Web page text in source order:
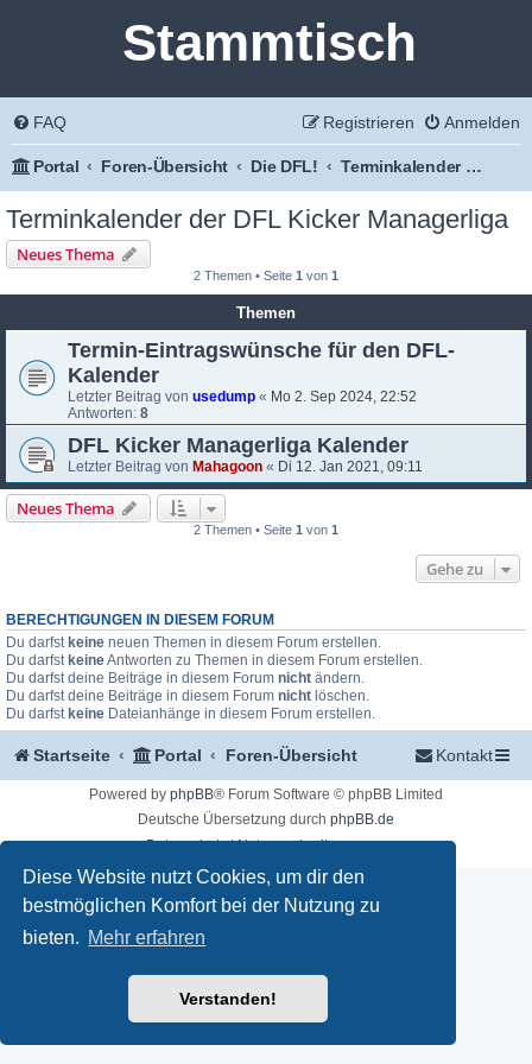
Diese Website nutzt Cookies, um dir den
bestmöglichen Komfort bei der Nutzung zu
bieten. Mehr erfahren
Verstanden!
Stammtisch
FAQ Anmelden
Registrieren
Portal Foren-Übersicht Die DFL! Terminkalender der DFL Kicker Managerliga
Terminkalender der DFL Kicker Managerliga
Neues Thema
2 Themen • Seite 1 von 1
Themen
Termin-Eintragswünsche für den DFL-
Kalender
Letzter Beitrag von usedump « Mo 2. Sep 2024, 22:52
Antworten: 8
DFL Kicker Managerliga Kalender
Letzter Beitrag von Mahagoon « Di 12. Jan 2021, 09:11
Neues Thema
2 Themen • Seite 1 von 1
Gehe zu
BERECHTIGUNGEN IN DIESEM FORUM
Du darfst keine neuen Themen in diesem Forum erstellen.
Du darfst keineAntworten zu Themen in diesem Forum erstellen.
Du darfst deine Beiträge in diesem Forum nicht ändern.
Du darfst deine Beiträge in diesem Forum nicht löschen.
Du darfst keine Dateianhänge in diesem Forum erstellen.
Startseite Portal Foren-Übersicht Kontakt
Powered by phpBB® Forum Software © phpBB Limited
Deutsche Übersetzung durch phpBB.de
Datenschutz|Nutzungsbedingungen